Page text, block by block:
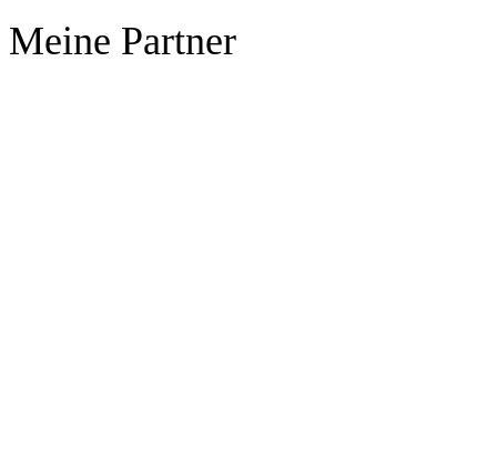
Meine Partner